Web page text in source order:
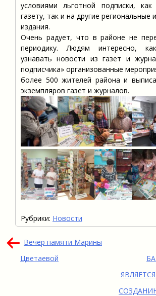
условиями льготной подписки,
газету, так и на другие региональные
издания.
Очень радует, что в районе не
периодику. Людям интересно,
узнавать новости из газет и
подписчика» организованные
более 500 жителей района и
экземпляров газет и журналов.
Рубрики: Новости
Навигация
по
Вечер памяти Марины
Цветаевой